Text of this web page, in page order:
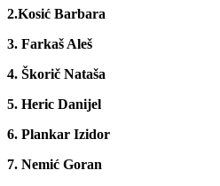
2.Kosić Barbara
3. Farkaš Aleš
4. Škorič Nataša
5. Heric Danijel
6. Plankar Izidor
7. Nemić Goran